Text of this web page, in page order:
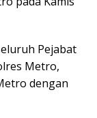
Pejabat
Metro,
dengan